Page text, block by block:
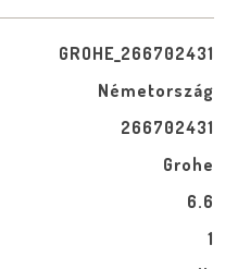
GROHE_266702431
Németország
266702431
Grohe
6.6
1